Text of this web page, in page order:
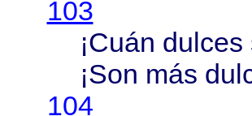
103
¡Cuán dulces
¡Son más
104